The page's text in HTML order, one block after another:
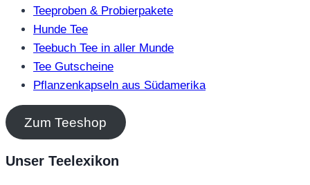
Teeproben & Probierpakete
Hunde Tee
Teebuch Tee in aller Munde
Tee Gutscheine
Pflanzenkapseln aus Südamerika
Zum Teeshop
Unser Teelexikon